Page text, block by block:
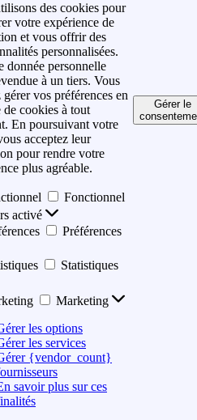
des cookies pour
votre expérience de
et vous offrir des
personnalisées.
donnée personnelle
à un tiers. Vous
vos préférences en
de cookies à tout
En poursuivant votre
acceptez leur
pour rendre votre
plus agréable.
Fonctionnel
activé
Préférences
Statistiques
Marketing
les options
les services
{vendor_count}
savoir plus sur ces
Gérer le